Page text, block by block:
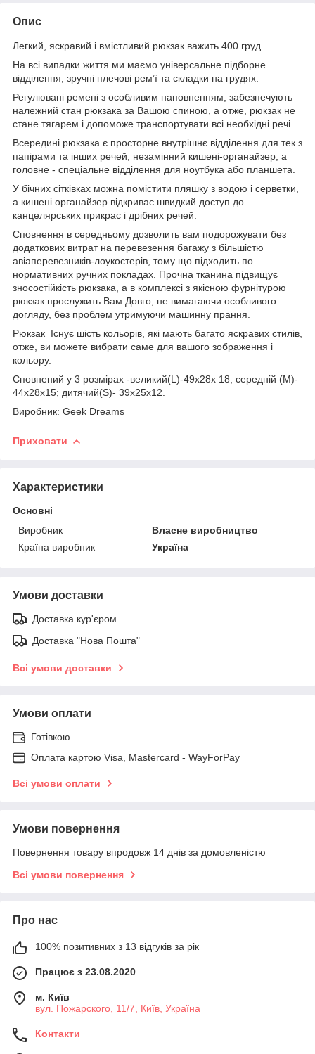
Опис
Легкий, яскравий і вмістливий рюкзак важить 400 груд.
На всі випадки життя ми маємо універсальне підборне
відділення, зручні плечові рем’ї та складки на грудях.
Регулювані ремені з особливим наповненням, забезпечують
належний стан рюкзака за Вашою спиною, а отже, рюкзак не
стане тягарем і допоможе транспортувати всі необхідні речі.
Всередині рюкзака є просторне внутрішнє відділення для тек з
папірами та інших речей, незамінний кишені-органайзер, а
головне - спеціальне відділення для ноутбука або планшета.
У бічних сітківках можна помістити пляшку з водою і серветки,
а кишені органайзер відкриває швидкий доступ до
канцелярських прикрас і дрібних речей.
Сповнення в середньому дозволить вам подорожувати без
додаткових витрат на перевезення багажу з більшістю
авіаперевезників-лоукостерів, тому що підходить по
нормативних ручних покладах. Прочна тканина підвищує
зносостійкість рюкзака, а в комплексі з якісною фурнітурою
рюкзак прослужить Вам Довго, не вимагаючи особливого
догляду, без проблем утримуючи машинну прання.
Рюкзак Існує шість кольорів, які мають багато яскравих стилів,
отже, ви можете вибрати саме для вашого зображення і
кольору.
Сповнений у 3 розмірах -великий(L)-49х28х 18; середній (M)-
44х28х15; дитячий(S)- 39х25х12.
Виробник: Geek Dreams
Приховати
Характеристики
Основні
Виробник
Власне виробництво
Країна виробник
Україна
Умови доставки
Доставка кур'єром
Доставка "Нова Пошта"
Всі умови доставки
Умови оплати
Готівкою
Оплата картою Visa, Mastercard - WayForPay
Всі умови оплати
Умови повернення
Повернення товару впродовж 14 днів за домовленістю
Всі умови повернення
Про нас
100% позитивних з 13 відгуків за рік
Працює з 23.08.2020
м. Київ
вул. Пожарского, 11/7, Київ, Україна
Контакти